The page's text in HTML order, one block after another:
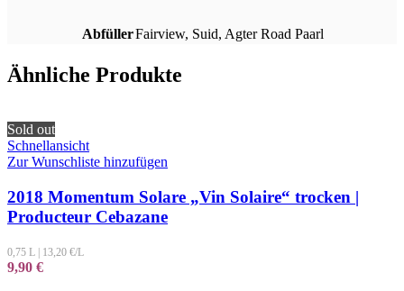
AbfüllerFairview, Suid, Agter Road Paarl
Ähnliche Produkte
Sold out
Schnellansicht
Zur Wunschliste hinzufügen
2018 Momentum Solare „Vin Solaire“ trocken |
Producteur Cebazane
0,75 L 13,20 €/L
9,90 €